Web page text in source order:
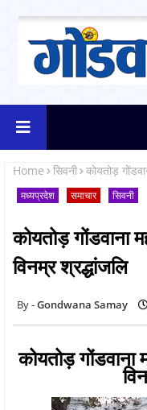
Home सिवनी कोयतोड़
मध्यप्रदेश समाचार सिवनी
कोयतोड़ गोंडवाना
विनम्र श्रद्धांजलि
Gondwana Samay
कोयतोड़ गोंडवाना